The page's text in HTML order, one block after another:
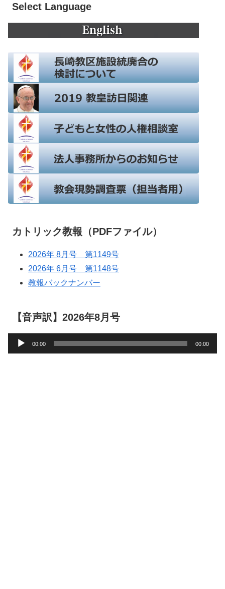
Select Language
カトリック教報（PDFファイル）
2026年 8月号 第1149号
2026年 6月号 第1148号
教報バックナンバー
【音声訳】2026年8月号
声
00:00 00:00